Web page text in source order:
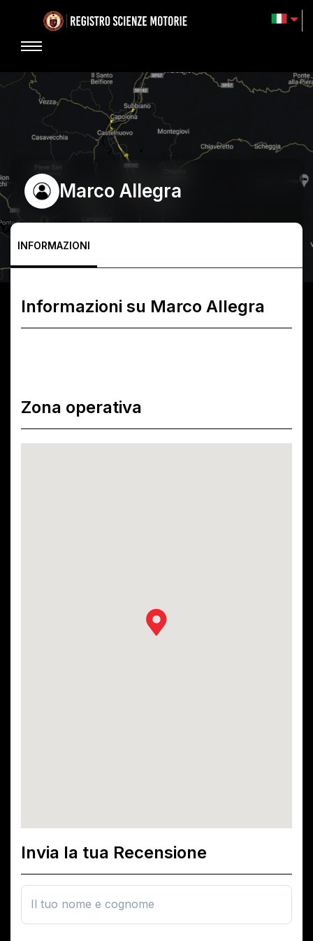
Marco Allegra
INFORMAZIONI
Informazioni su Marco Allegra
Zona operativa
Invia la tua Recensione
Il tuo nome e cognome